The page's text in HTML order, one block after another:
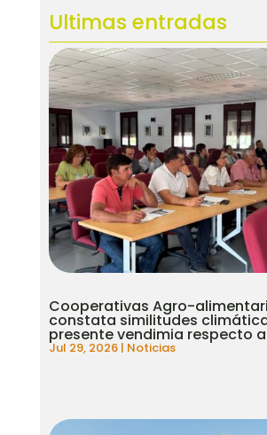
Ultimas entradas
Cooperativas Agro-
constata similitudes
presente vendimia respecto
Jul 29, 2026| Noticias